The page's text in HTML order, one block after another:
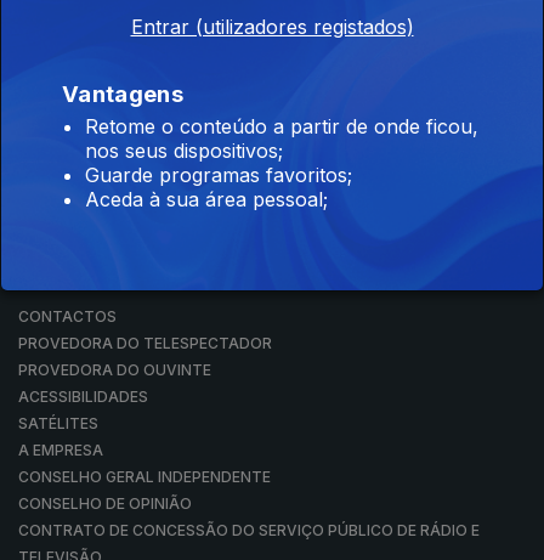
RTP PLAY
EM DIRETO
REVER PROGRAMAS
CONCURSOS
CONTACTOS
PROVEDORA DO TELESPECTADOR
PROVEDORA DO OUVINTE
ACESSIBILIDADES
SATÉLITES
A EMPRESA
CONSELHO GERAL INDEPENDENTE
CONSELHO DE OPINIÃO
CONTRATO DE CONCESSÃO DO SERVIÇO PÚBLICO DE RÁDIO E
Entrar (utilizadores registados)
Vantagens
Retome o conteúdo a partir de onde ficou,
nos seus dispositivos;
Guarde programas favoritos;
Aceda à sua área pessoal;